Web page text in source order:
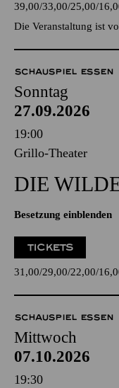
39,00 33,00 25,00
Die Veranstaltung ist
SCHAUSPIEL ESSEN
Sonntag
27.09.2026
19:00
Grillo-Theater
DIE
Besetzung einblenden
TICKETS
31,00 29,00 22,00
SCHAUSPIEL ESSEN
Mittwoch
07.10.2026
19:30